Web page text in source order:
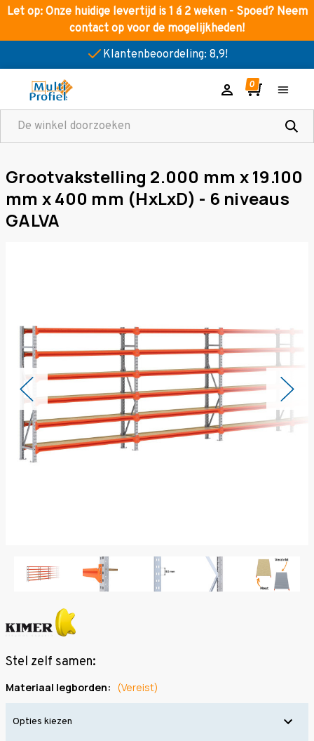
Let op: Onze huidige levertijd is 1 á 2 weken - Spoed? Neem
contact op voor de mogelijkheden!
Klantenbeoordeling: 8,9!
Zoeken
Grootvakstelling 2.000 mm x 19.100
mm x 400 mm (HxLxD) - 6 niveaus
GALVA
Stel zelf samen:
Materiaal legborden: (Vereist)